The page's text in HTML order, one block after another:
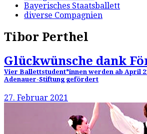
Bayerisches Staatsballett
diverse Compagnien
Tibor Perthel
Glückwünsche dank
Vier Ballettstudent*innen werden ab April
Adenauer-Stiftung gefördert
27. Februar 2021